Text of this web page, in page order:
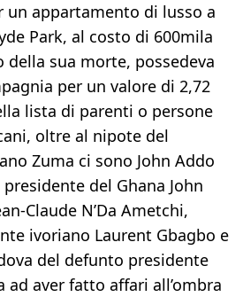
un appartamento di lusso a
Park, al costo di 600mila
sua morte, possedeva
per un valore di 2,72
lista di parenti o persone
oltre al nipote del
Zuma ci sono John Addo
del Ghana John
Claude N’Da Ametchi,
ivoriano Laurent Gbagbo e
del defunto presidente
ad aver fatto affari all’ombra